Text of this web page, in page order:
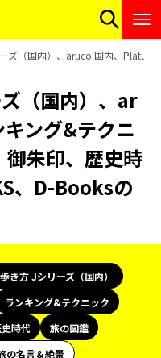
ズ（国内）、aruco 国内、Plat、
（国内）、ar
ング&テクニ
朱印、歴史時
、D-Booksの
き方 Jシリーズ（国内）
ランキング&テクニック
時代
旅の図鑑
の名言＆絶景